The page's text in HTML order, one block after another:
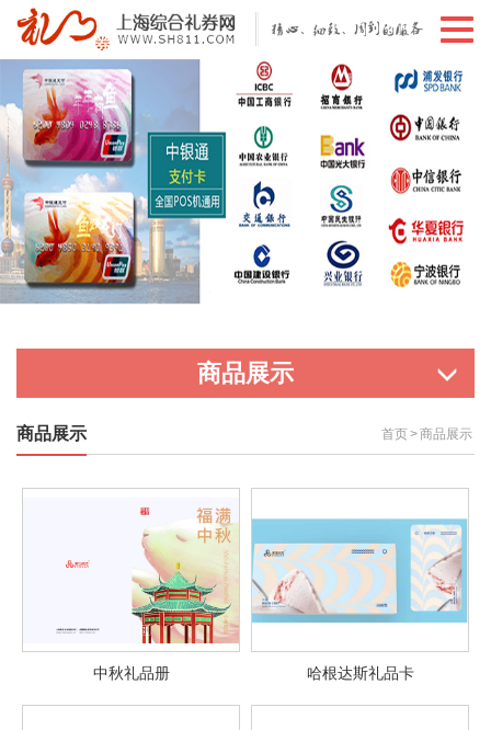
切
导
商品展示
商品展示 首页>商品展示
中秋礼品册 哈根达斯礼品卡